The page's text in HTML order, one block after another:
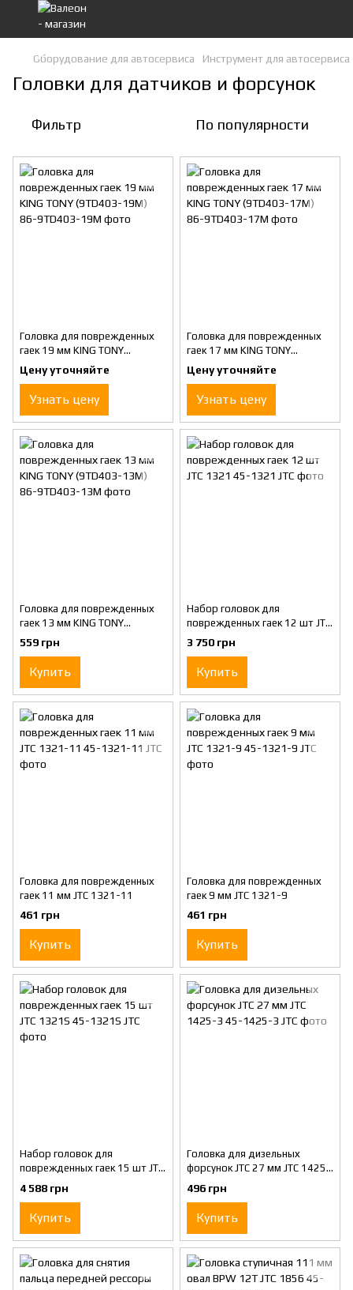
Оборудование для автосервиса Инструмент для автосервиса
Головки для датчиков и форсунок
Фильтр По популярности
Головка для поврежденных
гаек 19 мм KING TONY
(9TD403-19M)
Цену уточняйте
Узнать цену
Головка для поврежденных
гаек 17 мм KING TONY
(9TD403-17M)
Цену уточняйте
Узнать цену
Головка для поврежденных
гаек 13 мм KING TONY
(9TD403-13M)
559 грн
Купить
Набор головок для
поврежденных гаек 12 шт JTC
1321
3 750 грн
Купить
Головка для поврежденных
гаек 11 мм JTC 1321-11
461 грн
Купить
Головка для поврежденных
гаек 9 мм JTC 1321-9
461 грн
Купить
Набор головок для
поврежденных гаек 15 шт JTC
1321S
4 588 грн
Купить
Головка для дизельных
форсунок JTC 27 мм JTC 1425-
3
496 грн
Купить